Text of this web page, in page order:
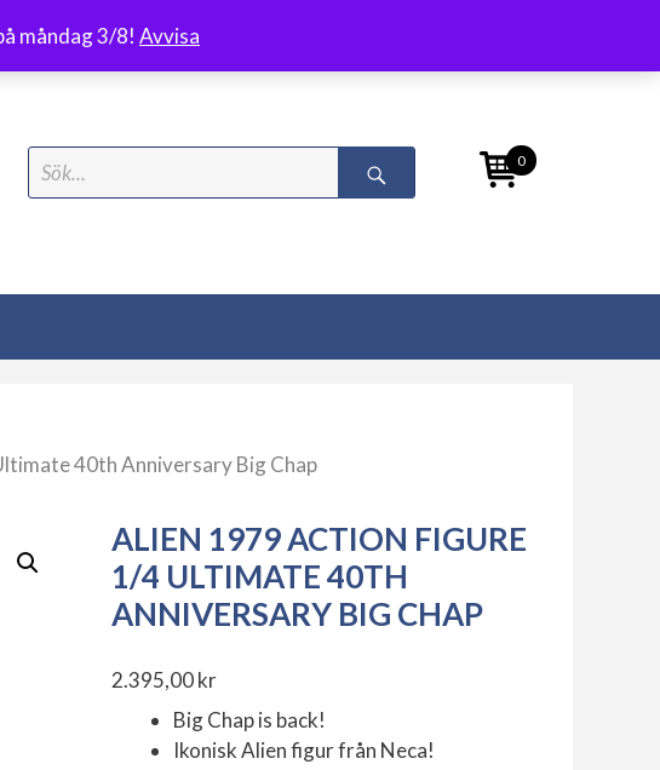
måndag 3/8! Avvisa
Search
for:
0
40th Anniversary Big Chap
ALIEN 1979 ACTION FIGURE
1/4 ULTIMATE 40TH
ANNIVERSARY BIG CHAP
2.395,00kr
Big Chap is back!
Ikonisk Alien figur från Neca!